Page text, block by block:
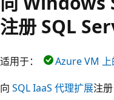
注册 SQL
适用于：
Azure VM 上
向 SQL IaaS 代理扩展注